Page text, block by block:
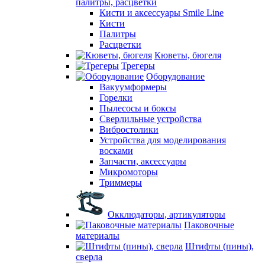
палитры, расцветки
Кисти и аксессуары Smile Line
Кисти
Палитры
Расцветки
Кюветы, бюгеля
Трегеры
Оборудование
Вакуумформеры
Горелки
Пылесосы и боксы
Сверлильные устройства
Вибростолики
Устройства для моделирования
восками
Запчасти, аксессуары
Микромоторы
Триммеры
Окклюдаторы, артикуляторы
Паковочные
материалы
Штифты (пины),
сверла